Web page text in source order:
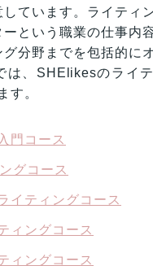
ています。ライティ
という職業の仕事内
分野までを包括的に
は、SHElikesのライ
す。
門コース
グコース
イティングコース
ィングコース
ィングコース